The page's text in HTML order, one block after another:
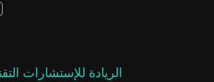
الريادة للإستشارات